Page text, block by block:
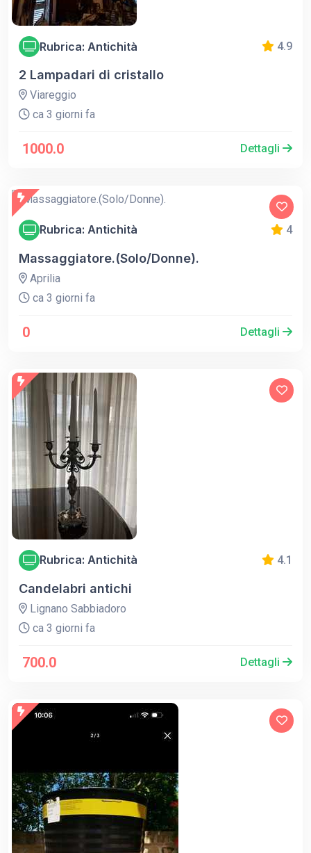
Rubrica: Antichità 4.9
2 Lampadari di cristallo
Viareggio
ca 3 giorni fa
1000.0 Dettagli
Rubrica: Antichità 4
Massaggiatore.(Solo/Donne).
Aprilia
ca 3 giorni fa
0 Dettagli
Rubrica: Antichità 4.1
Candelabri antichi
Lignano Sabbiadoro
ca 3 giorni fa
700.0 Dettagli